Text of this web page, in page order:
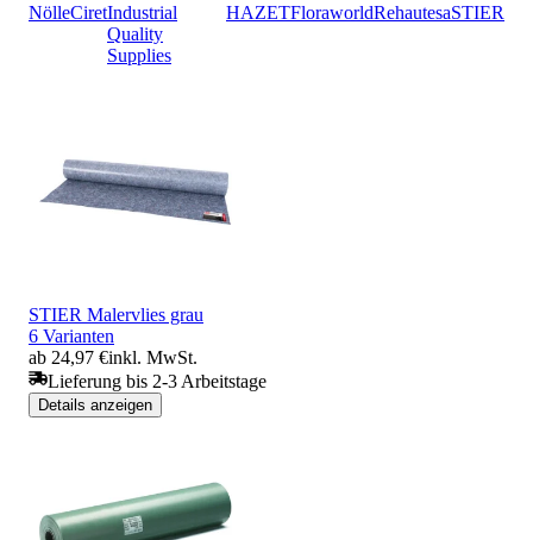
NölleCiretIndustrial
Quality
Supplies
HAZETFloraworldRehautesaSTIER
STIER Malervlies grau
6 Varianten
ab 24,97 €inkl. MwSt.
Lieferung bis 2-3 Arbeitstage
Details anzeigen